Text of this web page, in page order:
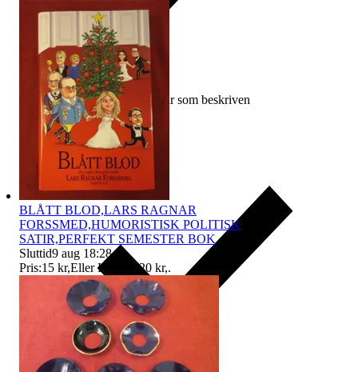
Ersättning om varan inte är som beskriven
BLÅTT BLOD,LARS RAGNAR
FORSSMED,HUMORISTISK POLITISK
SATIR,PERFEKT SEMESTER BOK
Sluttid9 aug 18:28.
Pris:15 kr,Eller Köp nu 20 kr,.